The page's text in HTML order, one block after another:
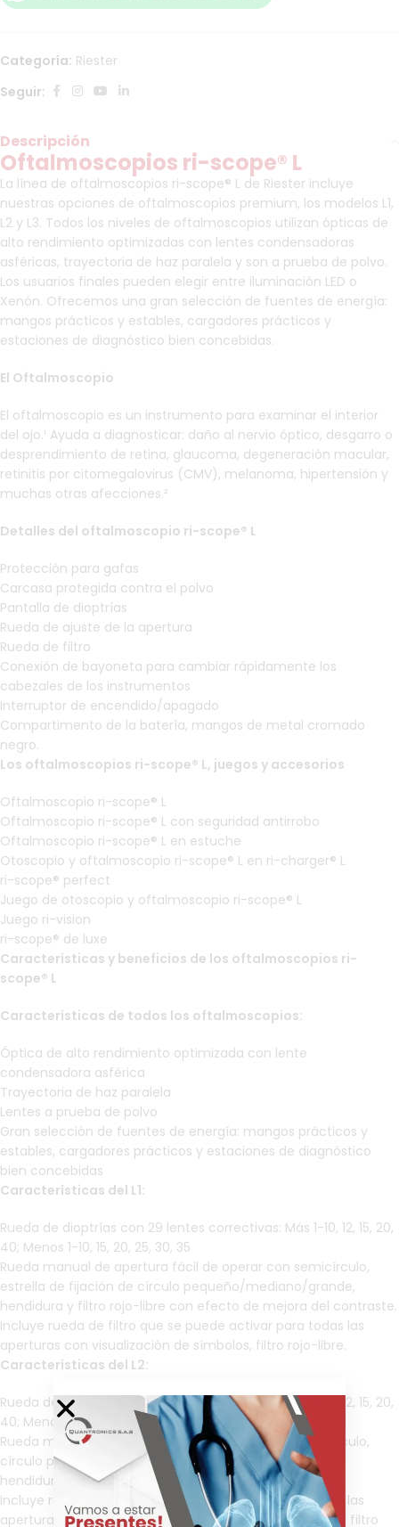
Categoría: Riester
Seguir:
Descripción
Oftalmoscopios ri-scope® L
La línea de oftalmoscopios ri-scope® L de Riester incluye
nuestras opciones de oftalmoscopios premium, los modelos L1,
L2 y L3. Todos los niveles de oftalmoscopios utilizan ópticas de
alto rendimiento optimizadas con lentes condensadoras
asféricas, trayectoria de haz paralela y son a prueba de polvo.
Los usuarios finales pueden elegir entre iluminación LED o
Xenón. Ofrecemos una gran selección de fuentes de energía:
mangos prácticos y estables, cargadores prácticos y
estaciones de diagnóstico bien concebidas.
El Oftalmoscopio
El oftalmoscopio es un instrumento para examinar el interior
del ojo.¹ Ayuda a diagnosticar: daño al nervio óptico, desgarro o
desprendimiento de retina, glaucoma, degeneración macular,
retinitis por citomegalovirus (CMV), melanoma, hipertensión y
muchas otras afecciones.²
Detalles del oftalmoscopio ri-scope® L
Protección para gafas
Carcasa protegida contra el polvo
Pantalla de dioptrías
Rueda de ajuste de la apertura
Rueda de filtro
Conexión de bayoneta para cambiar rápidamente los
cabezales de los instrumentos
Interruptor de encendido/apagado
Compartimento de la batería, mangos de metal cromado
negro.
Los oftalmoscopios ri-scope® L, juegos y accesorios
Oftalmoscopio ri-scope® L
Oftalmoscopio ri-scope® L con seguridad antirrobo
Oftalmoscopio ri-scope® L en estuche
Otoscopio y oftalmoscopio ri-scope® L en ri-charger® L
ri-scope® perfect
Juego de otoscopio y oftalmoscopio ri-scope® L
Juego ri-vision
ri-scope® de luxe
Características y beneficios de los oftalmoscopios ri-
scope® L
Características de todos los oftalmoscopios:
Óptica de alto rendimiento optimizada con lente
condensadora asférica
Trayectoria de haz paralela
Lentes a prueba de polvo
Gran selección de fuentes de energía: mangos prácticos y
estables, cargadores prácticos y estaciones de diagnóstico
bien concebidas
Características del L1:
Rueda de dioptrías con 29 lentes correctivas: Más 1-10, 12, 15, 20,
40; Menos 1-10, 15, 20, 25, 30, 35
Rueda manual de apertura fácil de operar con semicírculo,
estrella de fijación de círculo pequeño/mediano/grande,
hendidura y filtro rojo-libre con efecto de mejora del contraste.
Incluye rueda de filtro que se puede activar para todas las
aperturas con visualización de símbolos, filtro rojo-libre.
Características del L2:
Rueda de dioptrías con 29 lentes correctivas: Más 1-10, 12, 15, 20,
40; Menos 1-10, 15, 20, 25, 30, 35
Rueda manual de apertura fácil de operar con semicírculo,
círculo pequeño/mediano/grande, estrella de fijación y
hendidura.
Incluye rueda de filtro que se puede activar para todas las
aperturas con visualización de símbolos, filtro rojo-libre, filtro